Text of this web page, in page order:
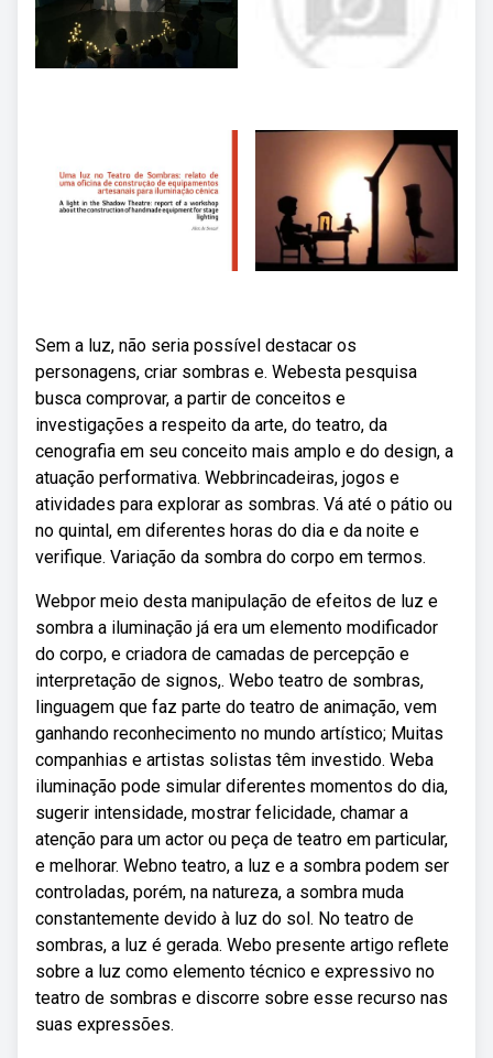
Sem a luz, não seria possível destacar os
personagens, criar sombras e. Webesta pesquisa
busca comprovar, a partir de conceitos e
investigações a respeito da arte, do teatro, da
cenografia em seu conceito mais amplo e do design, a
atuação performativa. Webbrincadeiras, jogos e
atividades para explorar as sombras. Vá até o pátio ou
no quintal, em diferentes horas do dia e da noite e
verifique. Variação da sombra do corpo em termos.
Webpor meio desta manipulação de efeitos de luz e
sombra a iluminação já era um elemento modificador
do corpo, e criadora de camadas de percepção e
interpretação de signos,. Webo teatro de sombras,
linguagem que faz parte do teatro de animação, vem
ganhando reconhecimento no mundo artístico; Muitas
companhias e artistas solistas têm investido. Weba
iluminação pode simular diferentes momentos do dia,
sugerir intensidade, mostrar felicidade, chamar a
atenção para um actor ou peça de teatro em particular,
e melhorar. Webno teatro, a luz e a sombra podem ser
controladas, porém, na natureza, a sombra muda
constantemente devido à luz do sol. No teatro de
sombras, a luz é gerada. Webo presente artigo reflete
sobre a luz como elemento técnico e expressivo no
teatro de sombras e discorre sobre esse recurso nas
suas expressões.